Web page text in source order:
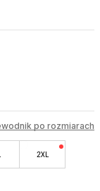
po rozmiarach
2XL